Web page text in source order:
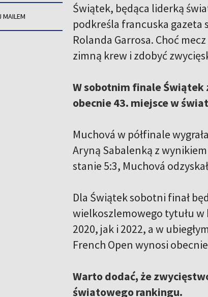
MAILEM
Świątek, będąca liderką
podkreśla francuska gazeta
Rolanda Garrosa. Choć
zimną krew i zdobyć
W sobotnim finale Świątek
obecnie 43. miejsce w
Muchová w półfinale
Aryną Sabalenką z wynikiem
stanie 5:3, Muchová
Dla Świątek sobotni finał
wielkoszlemowego tytułu
2020, jak i 2022, a w
French Open wynosi
Warto dodać, że
światowego rankingu.